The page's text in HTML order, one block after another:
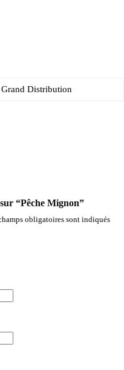
Distribution
“Pêche Mignon”
obligatoires sont indiqués